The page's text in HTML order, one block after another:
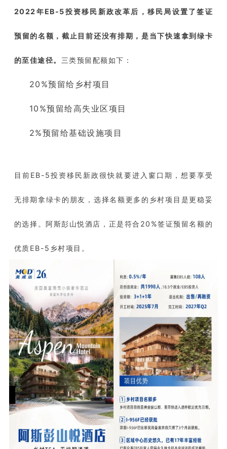
2022年EB-5投资移民新政改革后，移民局设置了签证
预留的名额，截止目前还没有排期，是当下快速拿到绿卡
的至佳途径。 三类预留配额如下：
20%预留给乡村项目
10%预留给高失业区项目
2%预留给基础设施项目
目前EB-5投资移民新政很快就要进入窗口期，想要享受
无排期拿绿卡的朋友，选择名额更多的乡村项目是更稳妥
的选择。阿斯彭山悦酒店，正是符合20%签证预留名额的
优质EB-5乡村项目。